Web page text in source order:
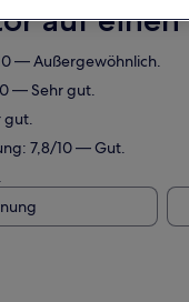
auf einen
— Außergewöhnlich.
— Sehr gut.
gut.
7,8/10 — Gut.